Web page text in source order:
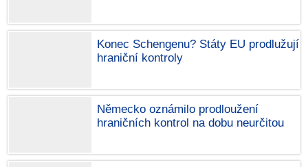
Konec Schengenu? Státy EU prodlužují
hraniční kontroly
Německo oznámilo prodloužení
hraničních kontrol na dobu neurčitou